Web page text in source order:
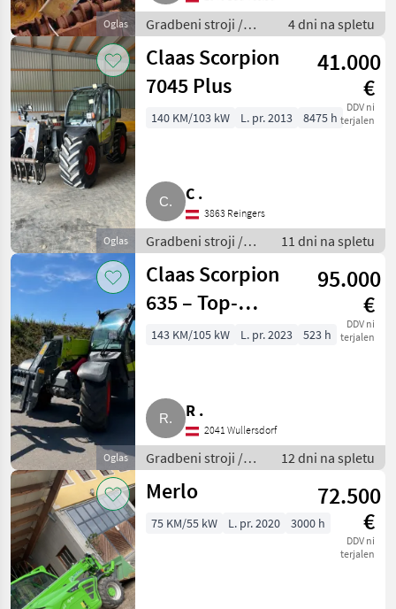
Marketplace
Ponudbe
trgovcev
Mali
oglasi
Oglas
Gradbeni stroji /
Teleskopski
nakladalniki
4 dni na spletu
Oglas
Claas Scorpion
7045 Plus
41.000
€
DDV ni
terjalen
140 KM/103 kW L. pr. 2013 8475 h
C .
3863 Reingers
Gradbeni stroji /
Teleskopski
nakladalniki
11 dni na spletu
Oglas
Claas Scorpion
635 – Top-
Zustand – nur
95.000
€
DDV ni
terjalen
143 KM/105 kW L. pr. 2023 523 h
R .
2041 Wullersdorf
Gradbeni stroji /
Teleskopski
nakladalniki
12 dni na spletu
Merlo
72.500
€
DDV ni
terjalen
75 KM/55 kW L. pr. 2020 3000 h